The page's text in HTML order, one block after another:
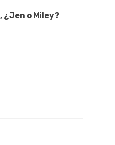
¿Jen o Miley?